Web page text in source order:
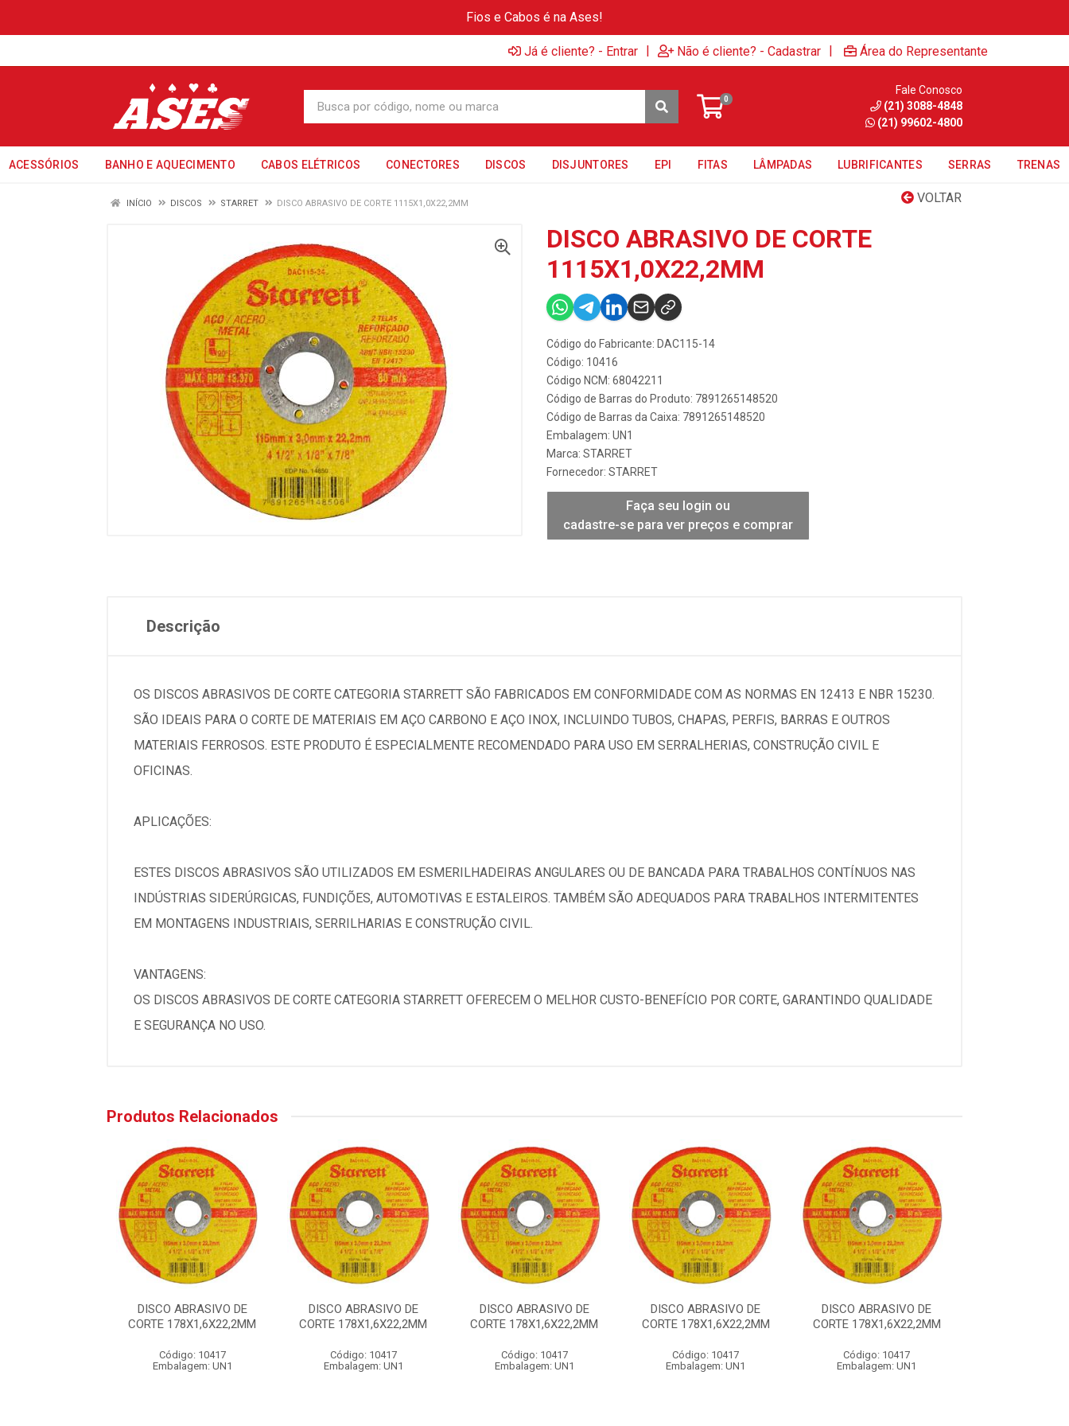
Fios e Cabos é na Ases!
Já é cliente? - Entrar | Não é cliente? - Cadastrar | Área do Representante
0
Fale Conosco
(21) 3088-4848
(21) 99602-4800
ACESSÓRIOS BANHO E AQUECIMENTO CABOS ELÉTRICOS CONECTORES DISCOS DISJUNTORES EPI FITAS LÂMPADAS LUBRIFICANTES SERRAS TRENAS
VOLTAR
INÍCIO DISCOS STARRET DISCO ABRASIVO DE CORTE 1115X1,0X22,2MM
DISCO ABRASIVO DE CORTE
1115X1,0X22,2MM
Código do Fabricante: DAC115-14
Código: 10416
Código NCM: 68042211
Código de Barras do Produto: 7891265148520
Código de Barras da Caixa: 7891265148520
Embalagem: UN1
Marca: STARRET
Fornecedor: STARRET
Faça seu login ou
cadastre-se para ver preços e comprar
Descrição
OS DISCOS ABRASIVOS DE CORTE CATEGORIA STARRETT SÃO FABRICADOS EM CONFORMIDADE COM AS NORMAS EN 12413 E NBR 15230.
SÃO IDEAIS PARA O CORTE DE MATERIAIS EM AÇO CARBONO E AÇO INOX, INCLUINDO TUBOS, CHAPAS, PERFIS, BARRAS E OUTROS
MATERIAIS FERROSOS. ESTE PRODUTO É ESPECIALMENTE RECOMENDADO PARA USO EM SERRALHERIAS, CONSTRUÇÃO CIVIL E
OFICINAS.
APLICAÇÕES:
ESTES DISCOS ABRASIVOS SÃO UTILIZADOS EM ESMERILHADEIRAS ANGULARES OU DE BANCADA PARA TRABALHOS CONTÍNUOS NAS
INDÚSTRIAS SIDERÚRGICAS, FUNDIÇÕES, AUTOMOTIVAS E ESTALEIROS. TAMBÉM SÃO ADEQUADOS PARA TRABALHOS INTERMITENTES
EM MONTAGENS INDUSTRIAIS, SERRILHARIAS E CONSTRUÇÃO CIVIL.
VANTAGENS:
OS DISCOS ABRASIVOS DE CORTE CATEGORIA STARRETT OFERECEM O MELHOR CUSTO-BENEFÍCIO POR CORTE, GARANTINDO QUALIDADE
E SEGURANÇA NO USO.
Produtos Relacionados
DISCO ABRASIVO DE
CORTE 178X1,6X22,2MM
Código: 10417
Embalagem: UN1
DISCO ABRASIVO DE
CORTE 178X1,6X22,2MM
Código: 10417
Embalagem: UN1
DISCO ABRASIVO DE
CORTE 178X1,6X22,2MM
Código: 10417
Embalagem: UN1
DISCO ABRASIVO DE
CORTE 178X1,6X22,2MM
Código: 10417
Embalagem: UN1
DISCO ABRASIVO DE
CORTE 178X1,6X22,2MM
Código: 10417
Embalagem: UN1